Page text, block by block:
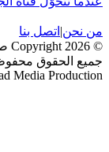
من نحن| اتصل بنا
© 2026 Copyright صمود. Powered by
جميع الحقوق محفوظة
Media Production